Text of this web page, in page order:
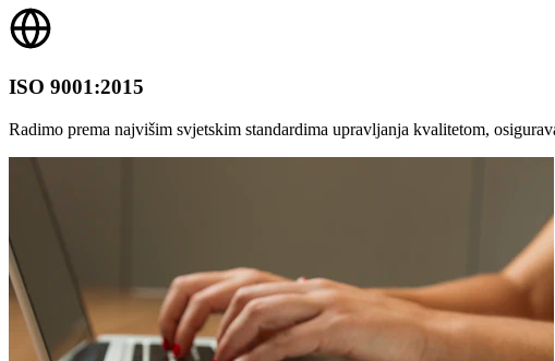
ISO 9001:2015
Radimo prema najvišim svjetskim standardima upravljanja kvalitetom,